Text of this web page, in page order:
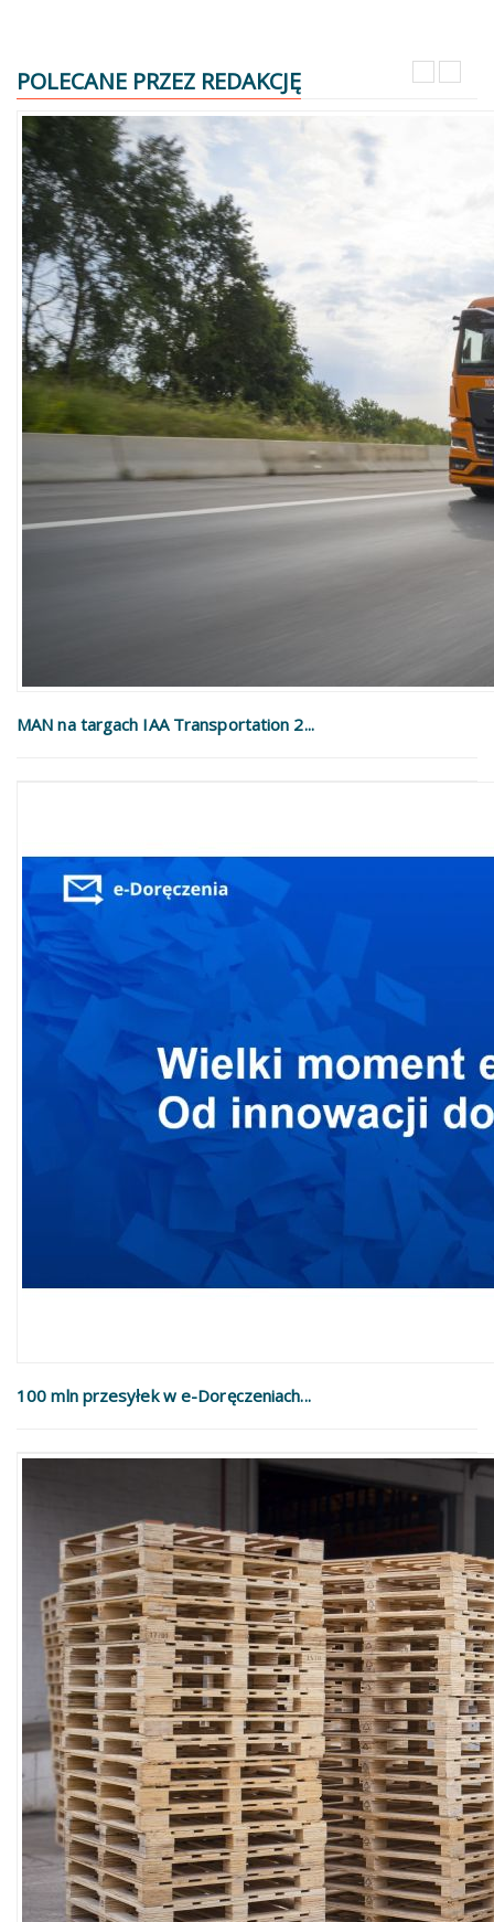
POLECANE PRZEZ REDAKCJĘ
MAN na targach IAA Transportation 2...
100 mln przesyłek w e-Doręczeniach...